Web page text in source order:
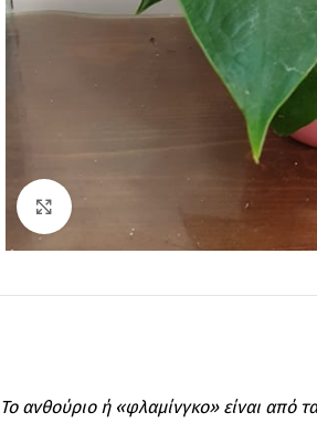
Το ανθούριο ή «φλαμίνγκο» είναι από